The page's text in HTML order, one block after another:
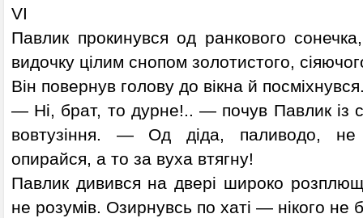
VI
Павлик прокинувся од ранкового
видочку цілим снопом золотистого,
Він повернув голову до вікна й
— Ні, брат, то дурне!.. — почув Павлик із
вовтузіння. — Од діда, паливодо,
опирайся, а то за вуха втягну!
Павлик дивився на двері широко
не розумів. Озирнувсь по хаті — нікого не